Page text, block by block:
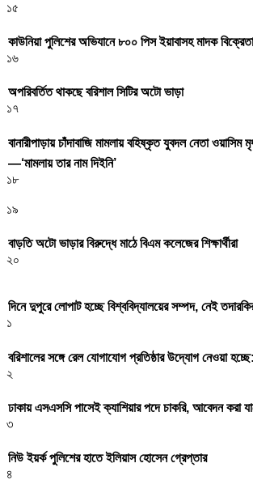
১৫
কাউনিয়া পুলিশের অভিযানে ৮০০ পিস ইয়াবাসহ মাদক
১৬
অপরিবর্তিত থাকছে বরিশাল সিটির অটো ভাড়া
১৭
বানারীপাড়ায় চাঁদাবাজি মামলায় বহিষ্কৃত যুবদল নেতা ওয়াসিম
—‘মামলায় তার নাম দিইনি’
১৮
১৯
বাড়তি অটো ভাড়ার বিরুদ্ধে মাঠে বিএম কলেজের শিক্ষার্থীরা
২০
দিনে দুপুরে লোপাট হচ্ছে বিশ্ববিদ্যালয়ের সম্পদ, নেই
১
বরিশালের সঙ্গে রেল যোগাযোগ প্রতিষ্ঠার উদ্যোগ নেওয়া
২
ঢাকায় এসএসসি পাসেই ক্যাশিয়ার পদে চাকরি, আবেদন করা
৩
নিউ ইয়র্ক পুলিশের হাতে ইলিয়াস হোসেন গ্রেপ্তার
৪